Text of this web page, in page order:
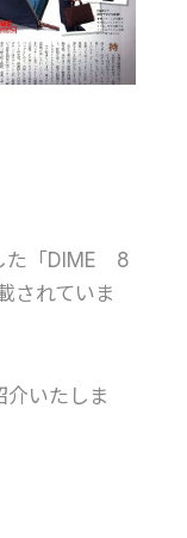
た「DIME 8
されていま
介いたしま